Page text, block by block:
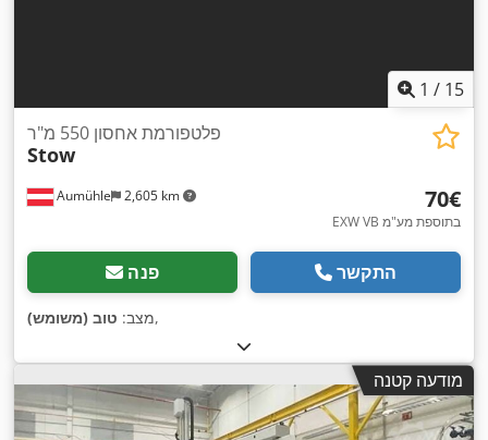
1 / 15
Aumühle 2,605 km
פלטפורמת אחסון 550 מ"ר
Stow
‏70 ‏€
EXW VB בתוספת מע"מ
פנה התקשר
מצב: טוב (משומש) ,
מודעה קטנה